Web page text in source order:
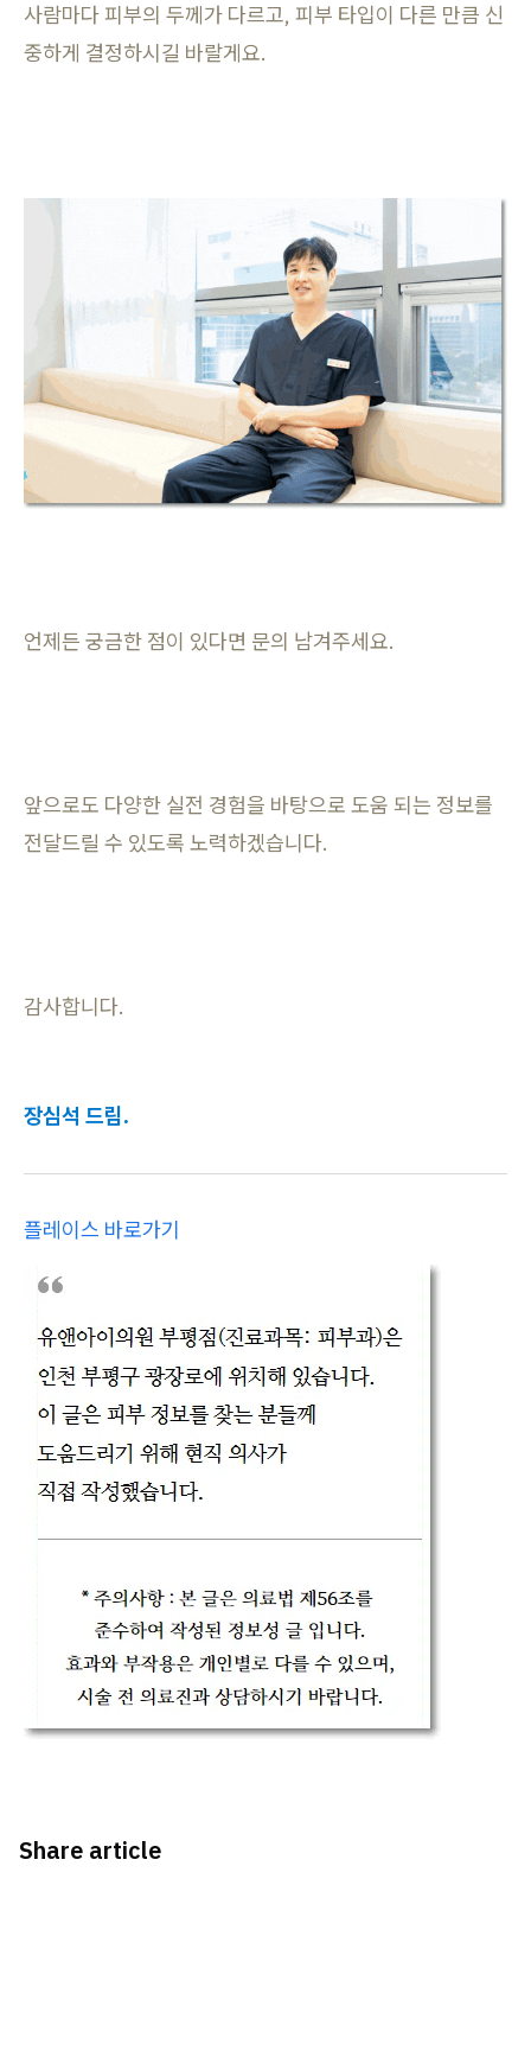
사람마다 피부의 두께가 다르고, 피부 타입이 다른 만큼 신
중하게 결정하시길 바랄게요.
언제든 궁금한 점이 있다면 문의 남겨주세요.
앞으로도 다양한 실전 경험을 바탕으로 도움 되는 정보를
전달드릴 수 있도록 노력하겠습니다.
감사합니다.
장심석 드림.
플레이스 바로가기
Share article